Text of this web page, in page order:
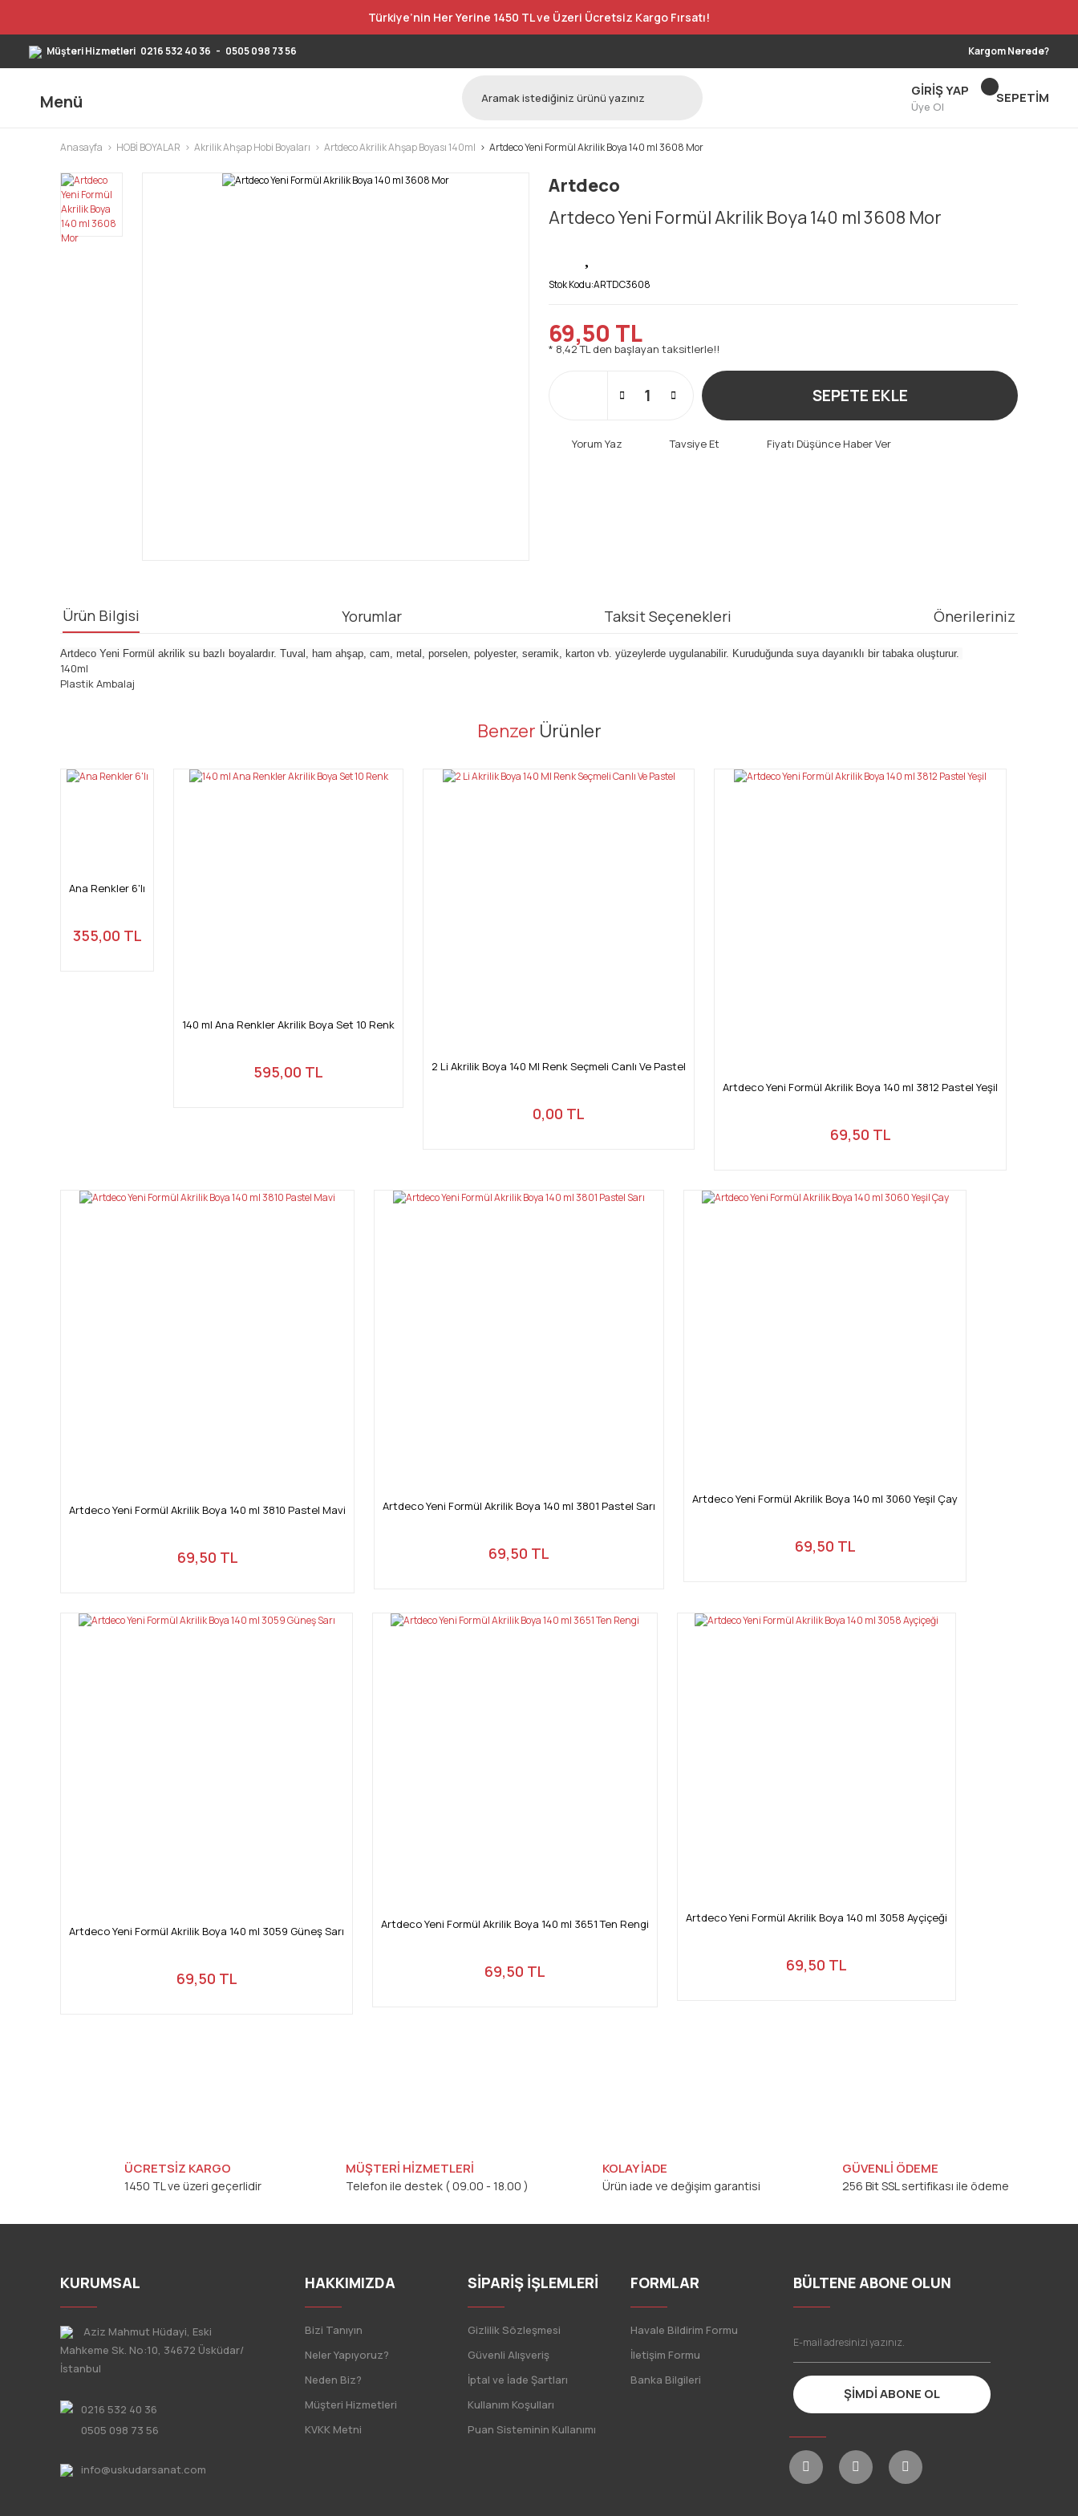
Türkiye’nin Her Yerine 1450 TL ve Üzeri Ücretsiz Kargo Fırsatı!
Müşteri Hizmetleri 0216 532 40 36 - 0505 098 73 56 Kargom Nerede?
Menü
GİRİŞ YAP
Üye Ol
SEPETİM
Anasayfa HOBİ BOYALAR Akrilik Ahşap Hobi Boyaları Artdeco Akrilik Ahşap Boyası 140ml Artdeco Yeni Formül Akrilik Boya 140 ml 3608 Mor
Artdeco
Artdeco Yeni Formül Akrilik Boya 140 ml 3608 Mor
Stok Kodu:ARTDC3608
69,50 TL
* 8,42 TL den başlayan taksitlerle!!
SEPETE EKLE
Yorum Yaz Tavsiye Et Fiyatı Düşünce Haber Ver
Ürün Bilgisi Yorumlar Taksit Seçenekleri Önerileriniz
Artdeco Yeni Formül akrilik su bazlı boyalardır. Tuval, ham ahşap, cam, metal, porselen, polyester, seramik, karton vb. yüzeylerde uygulanabilir. Kuruduğunda suya dayanıklı bir tabaka oluşturur.
140ml
Plastik Ambalaj
Bu ürünün fiyat bilgisi, resim, ürün açıklamalarında ve diğer konularda yetersiz gördüğünüz noktaları öneri formunu kullanarak tarafımıza iletebilirsiniz.
Ürün resmi kalitesiz, bozuk veya görüntülenemiyor.
Benzer Ürünler
Ana Renkler 6'lı
355,00 TL
140 ml Ana Renkler Akrilik Boya Set 10 Renk
595,00 TL 2 Li Akrilik Boya 140 Ml Renk Seçmeli Canlı Ve Pastel
0,00 TL
Artdeco Yeni Formül Akrilik Boya 140 ml 3812 Pastel Yeşil
69,50 TL
Artdeco Yeni Formül Akrilik Boya 140 ml 3810 Pastel Mavi
69,50 TL
Artdeco Yeni Formül Akrilik Boya 140 ml 3801 Pastel Sarı
69,50 TL
Artdeco Yeni Formül Akrilik Boya 140 ml 3060 Yeşil Çay
69,50 TL
Artdeco Yeni Formül Akrilik Boya 140 ml 3059 Güneş Sarı
69,50 TL
Artdeco Yeni Formül Akrilik Boya 140 ml 3651 Ten Rengi
69,50 TL
Artdeco Yeni Formül Akrilik Boya 140 ml 3058 Ayçiçeği
69,50 TL
ÜCRETSİZ KARGO
1450 TL ve üzeri geçerlidir
MÜŞTERİ HİZMETLERİ
Telefon ile destek ( 09.00 - 18.00 )
KOLAY İADE
Ürün iade ve değişim garantisi
GÜVENLİ ÖDEME
256 Bit SSL sertifikası ile ödeme
KURUMSAL
Aziz Mahmut Hüdayi, Eski
Mahkeme Sk. No:10, 34672 Üsküdar/
İstanbul
0216 532 40 36
0505 098 73 56
info@uskudarsanat.com
HAKKIMIZDA
Bizi Tanıyın
Neler Yapıyoruz?
Neden Biz?
Müşteri Hizmetleri
KVKK Metni
SİPARİŞ İŞLEMLERİ
Gizlilik Sözleşmesi
Güvenli Alışveriş
İptal ve İade Şartları
Kullanım Koşulları
Puan Sisteminin Kullanımı
FORMLAR
Havale Bildirim Formu
İletişim Formu
Banka Bilgileri
BÜLTENE ABONE OLUN
ŞİMDİ ABONE OL